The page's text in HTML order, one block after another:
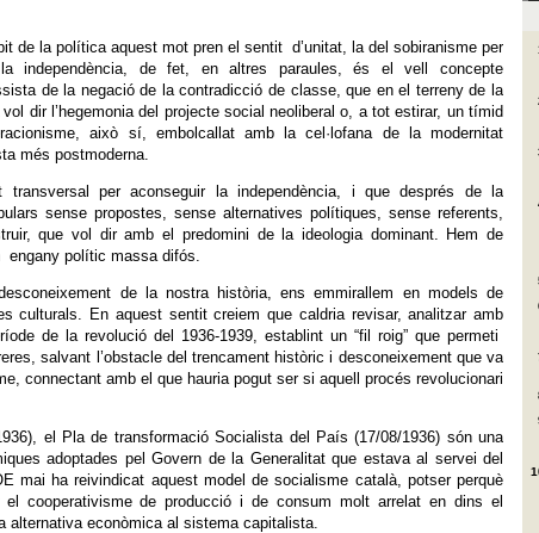
de la política aquest mot pren el sentit d’unitat, la del sobiranisme per
independència, de fet, en altres paraules, és el vell concepte
de la negació de la contradicció de classe, que en el terreny de la
dir l’hegemonia del projecte social neoliberal o, a tot estirar, un tímid
això sí, embolcallat amb la cel·lofana de la modernitat
més postmoderna.
per aconseguir la independència, i que després de la
sense propostes, sense alternatives polítiques, sense referents,
que vol dir amb el predomini de la ideologia dominant. Hem de
engany polític massa difós.
de la nostra història, ens emmirallem en models de
culturals. En aquest sentit creiem que caldria revisar, analitzar amb
de la revolució del 1936-1939, establint un “fil roig” que permeti
salvant l’obstacle del trencament històric i desconeixement que va
connectant amb el que hauria pogut ser si aquell procés revolucionari
el Pla de transformació Socialista del País (17/08/1936) són una
adoptades pel Govern de la Generalitat que estava al servei del
mai ha reivindicat aquest model de socialisme català, potser perquè
cooperativisme de producció i de consum molt arrelat en dins el
alternativa econòmica al sistema capitalista.